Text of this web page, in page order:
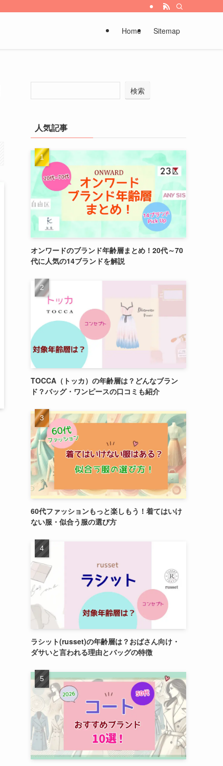
Home Sitemap
検索
人気記事
オンワードのブランド年齢層まとめ！20代～70
代に人気の14ブランドを解説
TOCCA（トッカ）の年齢層は？どんなブラン
ド？バッグ・ワンピースの口コミも紹介
60代ファッションもっと楽しもう！着てはいけ
ない服・似合う服の選び方
ラシット(russet)の年齢層は？おばさん向け・
ダサいと言われる理由とバッグの特徴